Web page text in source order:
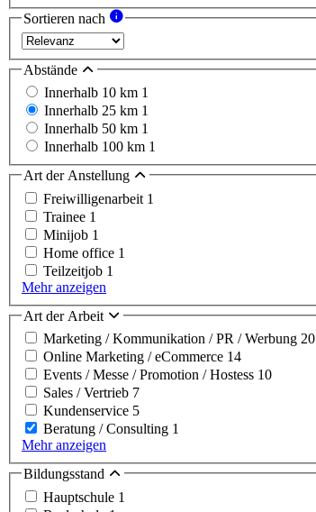
Sortieren nach
Abstände
Innerhalb 10 km 1
Innerhalb 25 km 1
Innerhalb 50 km 1
Innerhalb 100 km 1
Art der Anstellung
Freiwilligenarbeit 1
Trainee 1
Minijob 1
Home office 1
Teilzeitjob 1
Mehr anzeigen
Art der Arbeit
Marketing / Kommunikation / PR / Werbung 20
Online Marketing / eCommerce 14
Events / Messe / Promotion / Hostess 10
Sales / Vertrieb 7
Kundenservice 5
Beratung / Consulting 1
Mehr anzeigen
Bildungsstand
Hauptschule 1